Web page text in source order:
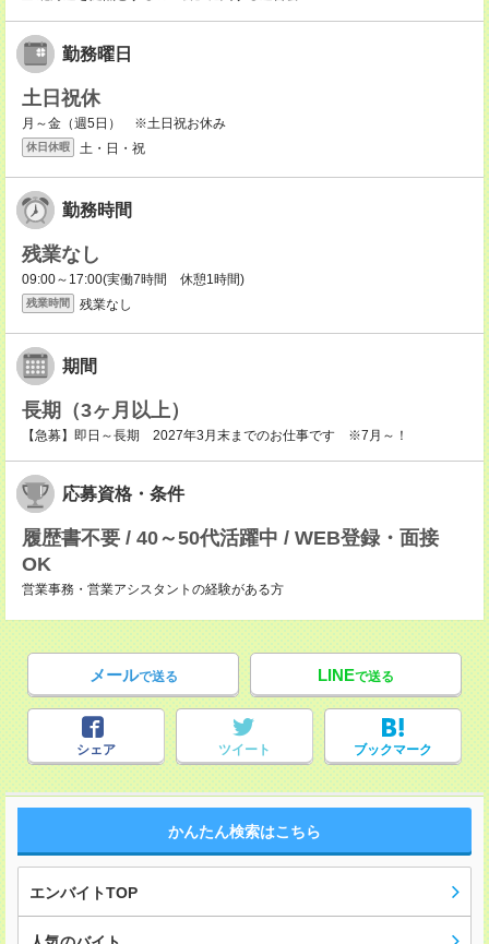
勤務曜日
土日祝休
月～金（週5日） ※土日祝お休み
休日休暇 土・日・祝
勤務時間
残業なし
09:00～17:00(実働7時間 休憩1時間)
残業時間 残業なし
期間
長期（3ヶ月以上）
【急募】即日～長期 2027年3月末までのお仕事です ※7月～！
応募資格・条件
履歴書不要 / 40～50代活躍中 / WEB登録・面接
OK
営業事務・営業アシスタントの経験がある方
メールで送る LINEで送る
シェア ツイート ブックマーク
かんたん検索はこちら
エンバイトTOP